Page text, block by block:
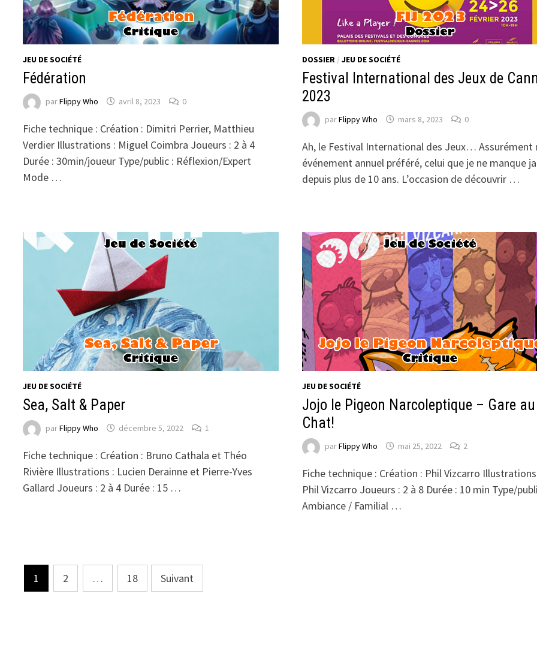
JEU DE SOCIÉTÉ
Fédération
parFlippy Who avril 8, 2023 0
Fiche technique : Création : Dimitri Perrier, Matthieu
Verdier Illustrations : Miguel Coimbra Joueurs : 2 à 4
Durée : 30min/joueur Type/public : Réflexion/Expert
Mode …
DOSSIER/ JEU DE SOCIÉTÉ
Festival International des Jeux de
2023
parFlippy Who mars 8, 2023 0
Ah, le Festival International des Jeux… Assurément
événement annuel préféré, celui que je ne manque
depuis plus de 10 ans. L’occasion de découvrir …
JEU DE SOCIÉTÉ
Sea, Salt & Paper
parFlippy Who décembre 5, 2022 1
Fiche technique : Création : Bruno Cathala et Théo
Rivière Illustrations : Lucien Derainne et Pierre-Yves
Gallard Joueurs : 2 à 4 Durée : 15 …
JEU DE SOCIÉTÉ
Jojo le Pigeon Narcoleptique – Gare au
Chat!
parFlippy Who mai 25, 2022 2
Fiche technique : Création : Phil Vizcarro
Phil Vizcarro Joueurs : 2 à 8 Durée : 10 min Type/
Ambiance / Familial …
Navigation
des
1 2 … 18 Suivant